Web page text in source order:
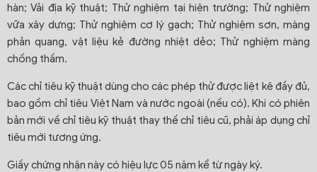
hàn; Vải địa kỹ thuật; Thử nghiệm tại hiện trường; Thử nghiệm
vữa xây dựng; Thử nghiệm cơ lý gạch; Thử nghiệm sơn, màng
phản quang, vật liệu kẻ đường nhiệt dẻo; Thử nghiệm màng
chống thấm.
Các chỉ tiêu kỹ thuật dùng cho các phép thử được liệt kê đầy đủ,
bao gồm chỉ tiêu Việt Nam và nước ngoài (nếu có). Khi có phiên
bản mới về chỉ tiêu kỹ thuật thay thế chỉ tiêu cũ, phải áp dụng chỉ
tiêu mới tương ứng.
Giấy chứng nhận này có hiệu lực 05 năm kể từ ngày ký.